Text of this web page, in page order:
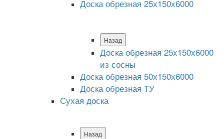
Доска обрезная 25х150х6000
Назад
Доска обрезная 25x150x6000
из сосны
Доска обрезная 50х150х6000
Доска обрезная ТУ
Сухая доска
Назад